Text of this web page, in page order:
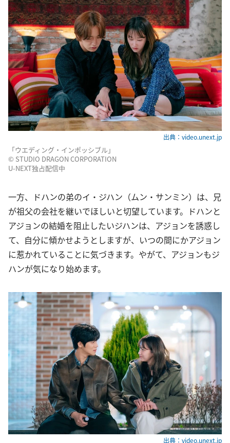
出典：video.unext.jp
「ウエディング・インポッシブル」
© STUDIO DRAGON CORPORATION
U-NEXT独占配信中
一方、ドハンの弟のイ・ジハン（ムン・サンミン）は、兄
が祖父の会社を継いでほしいと切望しています。ドハンと
アジョンの結婚を阻止したいジハンは、アジョンを誘惑し
て、自分に傾かせようとしますが、いつの間にかアジョン
に惹かれていることに気づきます。やがて、アジョンもジ
ハンが気になり始めます。
出典：video.unext.jp